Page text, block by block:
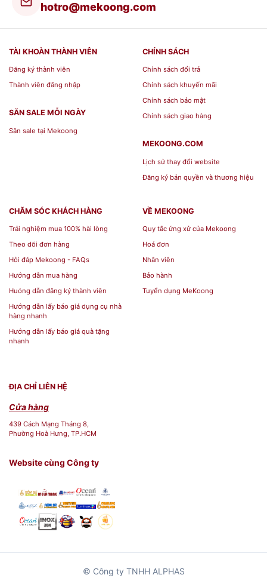
hotro@mekoong.com
TÀI KHOÀN THÀNH VIÊN
Đăng ký thành viên
Thành viên đăng nhập
SĂN SALE MỖI NGÀY
Săn sale tại Mekoong
CHÍNH SÁCH
Chính sách đổi trả
Chính sách khuyến mãi
Chính sách bảo mật
Chính sách giao hàng
MEKOONG.COM
Lịch sử thay đổi website
Đăng ký bản quyền và thương hiệu
CHĂM SÓC KHÁCH HÀNG
Trải nghiệm mua 100% hài lòng
Theo dõi đơn hàng
Hỏi đáp Mekoong - FAQs
Hướng dẫn mua hàng
Huóng dẫn đăng ký thành viên
Hướng dẫn lấy báo giá dụng cụ nhà
hàng nhanh
Hướng dẫn lấy báo giá quà tặng
nhanh
VỀ MEKOONG
Quy tắc ứng xử của Mekoong
Hoá đơn
Nhân viên
Bảo hành
Tuyển dụng MeKoong
ĐỊA CHỈ LIÊN HỆ
Cửa hàng
439 Cách Mạng Tháng 8,
Phường Hoà Hưng, TP.HCM
Website cùng Công ty
© Công ty TNHH ALPHAS